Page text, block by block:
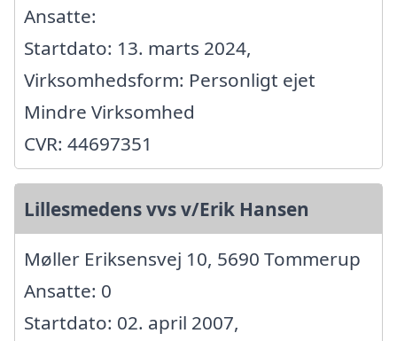
Ansatte:
Startdato: 13. marts 2024,
Virksomhedsform: Personligt ejet
Mindre Virksomhed
CVR: 44697351
Lillesmedens vvs v/Erik Hansen
Møller Eriksensvej 10, 5690 Tommerup
Ansatte: 0
Startdato: 02. april 2007,